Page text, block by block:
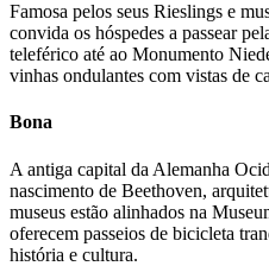
Famosa pelos seus Rieslings e
convida os hóspedes a passear
teleférico até ao Monumento
vinhas ondulantes com vistas de
Bona
A antiga capital da Alemanha
nascimento de Beethoven,
museus estão alinhados na
oferecem passeios de bicicleta
história e cultura.